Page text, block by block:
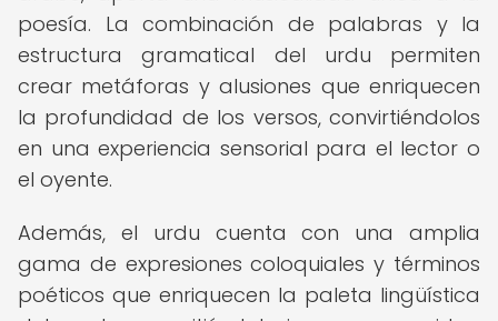
poesía. La combinación de palabras y la
estructura gramatical del urdu permiten
crear metáforas y alusiones que enriquecen
la profundidad de los versos, convirtiéndolos
en una experiencia sensorial para el lector o
el oyente.
Además, el urdu cuenta con una amplia
gama de expresiones coloquiales y términos
poéticos que enriquecen la paleta lingüística